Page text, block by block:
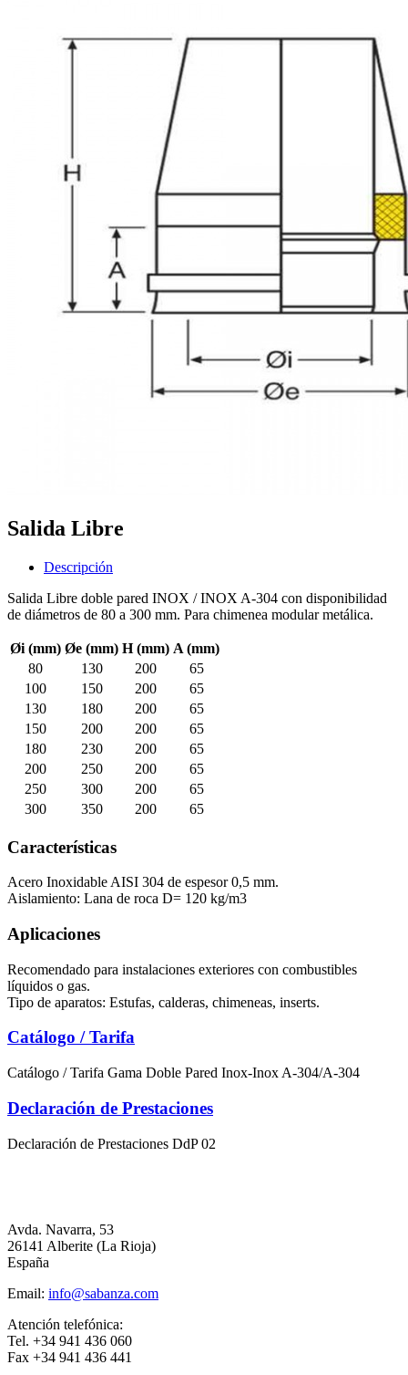
Salida Libre
Descripción
Salida Libre doble pared INOX / INOX A-304 con disponibilidad
de diámetros de 80 a 300 mm. Para chimenea modular metálica.
Øi (mm) Øe (mm) H (mm) A (mm)
80
130 200
65
100
150 200
65
130
180 200
65
150
200 200
65
180
230 200
65
200
250 200
65
250
300 200
65
300
350 200 65
Características
Acero Inoxidable AISI 304 de espesor 0,5 mm.
Aislamiento: Lana de roca D= 120 kg/m3
Aplicaciones
Recomendado para instalaciones exteriores con combustibles
líquidos o gas.
Tipo de aparatos: Estufas, calderas, chimeneas, inserts.
Catálogo / Tarifa
Catálogo / Tarifa Gama Doble Pared Inox-Inox A-304/A-304
Declaración de Prestaciones
Declaración de Prestaciones DdP 02
Avda. Navarra, 53
26141 Alberite (La Rioja)
España
Email: info@sabanza.com
Atención telefónica:
Tel. +34 941 436 060
Fax +34 941 436 441